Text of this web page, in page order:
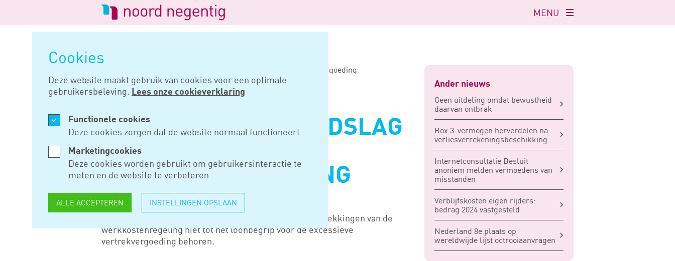
Cookies
Deze website maakt gebruik van cookies voor een optimale
gebruikersbeleving. Lees onze cookieverklaring
Functionele cookies
Deze cookies zorgen dat de website normaal functioneert
Marketingcookies
Deze cookies worden gebruikt om gebruikersinteractie te
meten en de website te verbeteren
ALLE ACCEPTEREN INSTELLINGEN OPSLAAN
Logo
van
Noord
Negentig
Navigatie
openen
MENU
Hof beperkt grondslag excessieve vertrekvergoeding
APR 09, 2024
HOF BEPERKT GRONDSLAG
EXCESSIEVE
VERTREKVERGOEDING
Hof Den Bosch oordeelt dat vrije vergoedingen en verstrekkingen van de
werkkostenregeling niet tot het loonbegrip voor de excessieve
vertrekvergoeding behoren.
Ander nieuws
Geen uitdeling omdat bewustheid
daarvan ontbrak
Box 3-vermogen herverdelen na
verliesverrekeningsbeschikking
Internetconsultatie Besluit
anoniem melden vermoedens van
misstanden
Verblijfskosten eigen rijders:
bedrag 2024 vastgesteld
Nederland 8e plaats op
wereldwijde lijst octrooiaanvragen